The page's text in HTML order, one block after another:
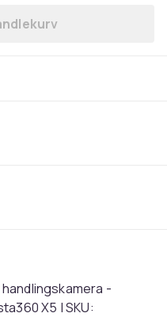
Insta360 -
-
X5 | SKU: